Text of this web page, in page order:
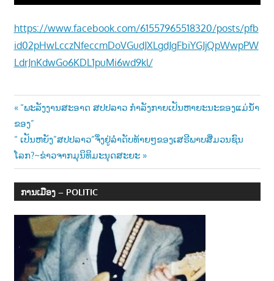
https://www.facebook.com/61557965518320/posts/pfb
id02pHwLcczNfeccmDoVGudJXLgdJgFbiYGJjQpWwpPW
LdrJnKdwGo6KDL1puMi6wd9kl/
Post
navigation
Previous
Post:
“ພະລັງງານສະອາດ ສປປລາວ ກຳລັງກາຍເປັນຫາຍະນະຂອງແມ່ນໍ້າ
ຂອງ”
Next
Post:
“ ເປັນຫຍັງ”ສປປລາວ”ຈຶ່ງຢູ່ລຳດັບທ້າຍໆຂອງເສຣີພາບສື່ມວນຊົນ
ໂລກ?~ຂ່າວຈາກມຸນິທິມະນຸດສະຍະ
ການເມືອງ – POLITIC